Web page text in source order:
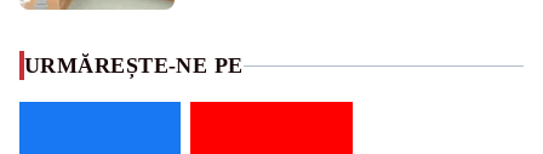
URMĂREȘTE-NE PE